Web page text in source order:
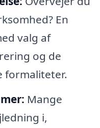
En
valg af
og de
formaliteter.
Mange
i,